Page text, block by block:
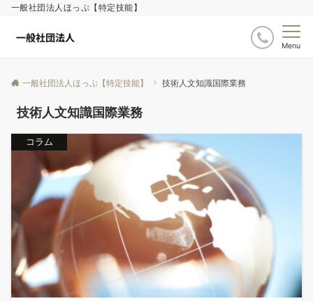
一般社団法人ほっぷ【特定技能】
Menu
一般社団法人ほっぷ【特定技能】 技術人文知識国際業務
技術人文知識国際業務
コラム